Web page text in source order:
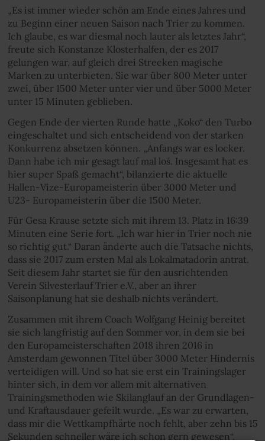
„Es ist immer wieder schön am Ende eines Jahres und
zu Beginn einer neuen Saison nach Trier zu kommen.
Ich glaube, es war diesmal noch lauter als letztes Jahr“,
freute sich Konstanze Klosterhalfen, der es 2017
gelungen war, auf gleich drei Strecken magische
Marken zu unterbieten. Sie war über 800 Meter unter
zwei, über 1500 Meter unter vier und über 5000 Meter
unter 15 Minuten geblieben.
Gegen Ende der vierten Runde hatte „Koko“ den Turbo
eingeschaltet und sich entscheidend von der starken
Konkurrenz absetzen können. „Anfangs war es locker.
Dann habe ich mir gesagt `lauf mal los´. Insgesamt hat es
hier super Spaß gemacht“, bilanzierte die aktuelle
Hallen-Vize-Europameisterin über 3000 Meter und
U23- Europameisterin über die 1500 Meter.
Für Gesa Krause setzte sich mit ihrem 13. Platz in 16:39
Minuten eine Serie fort. „Ich war hier in Trier noch nie
so richtig gut.“ Daran änderte auch die Tatsache nichts,
dass sie 2017 zum ersten Mal als Lokalmatadorin antrat.
Seit diesem Jahr startet sie für den ausrichtenden
Verein Silvesterlauf Trier e.V., aber an ihrer
Saisonplanung hat sie deshalb nichts verändert.
Zusammen mit ihrem Coach Wolfgang Heinig bereitet
sie sich langfristig auf den Sommer vor, in dem sie bei
den Europameisterschaften 2018 ihren 2016 in
Amsterdam gewonnen Titel über 3000 Meter Hindernis
verteidigen will. Und so hat sie erst ein Trainingslager
hinter sich, in dem vor allem mit alternativen
Trainingsmethoden wie Skilanglauf an der Grundlagen-
und Kraftausdauer gefeilt wurde. „Es war zu erwarten,
dass mir die Wettkampfhärte noch fehlt, aber zehn bis 15
Sekunden schneller wäre ich schon gern gewesen“,